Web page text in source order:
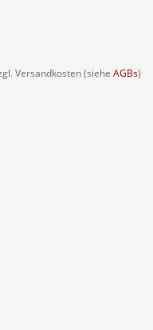
Versandkosten (siehe AGBs)